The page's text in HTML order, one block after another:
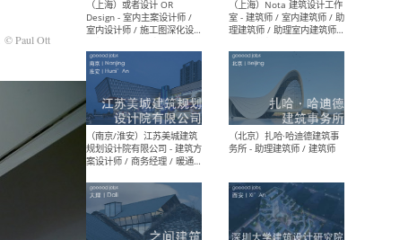
© Paul Ott
（北京）MAD建筑事务所 -
商务拓展 / 媒体专员/经理 /
设计实习生 / 建筑设计师
（应届）/ 建筑设计师（方案
设计）/ 建筑设计师（施工
图）/ 结构设计师 / 给排水设